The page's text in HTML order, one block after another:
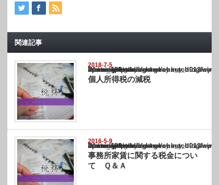
関連記事
2018-7-5
Warning
: Undefined array key "show_category" in
/home/netst/kuno-cpa.co.jp/public_html/china_blog/wp-content/themes/
on line183
個人所得税の減税
2016-5-9
Warning
: Undefined array key "show_category" in
/home/netst/kuno-cpa.co.jp/public_html/china_blog/wp-content/themes/
on line183
事務所家賃に関する税金につい
て Ｑ＆Ａ